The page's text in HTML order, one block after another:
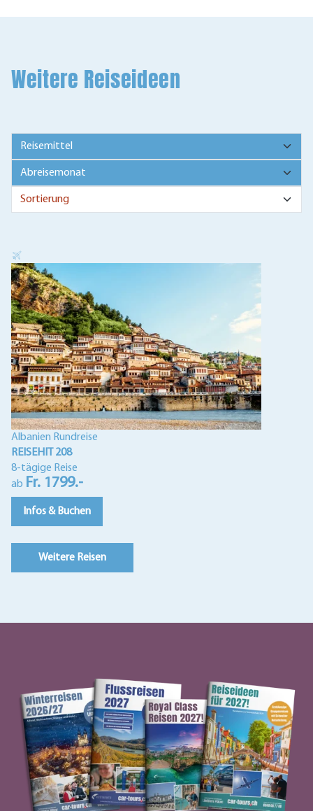
Weitere Reiseideen
Albanien Rundreise
REISEHIT 208
8-tägige Reise
ab Fr. 1799.-
Infos & Buchen
Weitere Reisen